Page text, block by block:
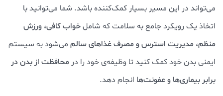
می‌تواند در این مسیر بسیار کمک‌کننده باشد. شما می‌توانید با
اتخاذ یک رویکرد جامع به سلامت که شاملخواب کافی، ورزش
منظم، مدیریت استرس و مصرف غذاهای سالم می‌شود به سیستم
ایمنی بدن خود کمک کنید تا وظیفه‌ی خود را در محافظت از بدن در
برابر بیماری‌ها و عفونت‌ها انجام دهد.